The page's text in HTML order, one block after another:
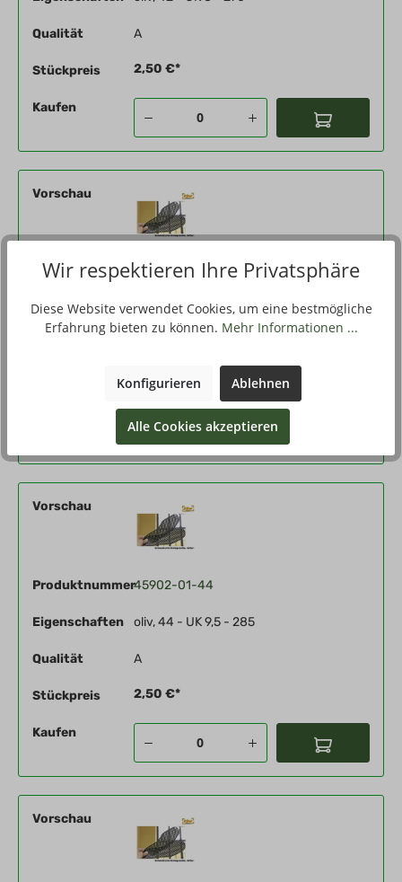
Qualität A
Stückpreis 2,50 €*
Kaufen
Vorschau
Produktnummer45902-01-43
Eigenschaften oliv, 43 - UK 9 - 280
2,50 €*
Vorschau
Produktnummer45902-01-44
Eigenschaften oliv, 44 - UK 9,5 - 285
Qualität A
Stückpreis 2,50 €*
Kaufen
Vorschau
Wir respektieren Ihre Privatsphäre
Diese Website verwendet Cookies, um eine bestmögliche
Erfahrung bieten zu können. Mehr Informationen ...
Konfigurieren Ablehnen
Alle Cookies akzeptieren